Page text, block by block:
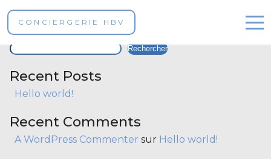
CONCIERGERIE HBV
Nos propriétés
Réservez en ligne
Contact
Property Type :
Rechercher
Rechercher
Recent Posts
Hello world!
Recent Comments
A WordPress Commenter sur Hello world!